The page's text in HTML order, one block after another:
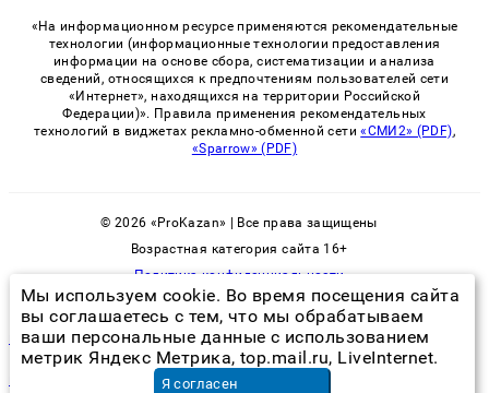
«На информационном ресурсе применяются рекомендательные
технологии (информационные технологии предоставления
информации на основе сбора, систематизации и анализа
сведений, относящихся к предпочтениям пользователей сети
«Интернет», находящихся на территории Российской
Федерации)». Правила применения рекомендательных
технологий в виджетах рекламно-обменной сети«СМИ2» (PDF),
«Sparrow» (PDF)
© 2026 «ProKazan» | Все права защищены
Возрастная категория сайта 16+
Политика конфиденциальности
после обработки от тараканов что делать
грэпплинг для девушекв Москве
Мы используем cookie. Во время посещения сайта
вы соглашаетесь с тем, что мы обрабатываем
ваши персональные данные с использованием
метрик Яндекс Метрика, top.mail.ru, LiveInternet.
Я согласен